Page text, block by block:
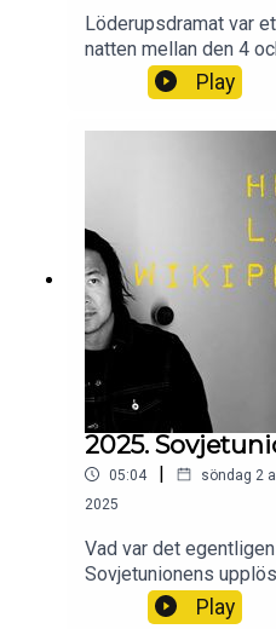
Löderupsdramat var
natten mellan den 4
var det som var
varför? Och hur
Play
2025.
05:04 | söndag 2
2025
Vad var det
Sovjetunionens
det till?Wikipedia
upplösning.
Play